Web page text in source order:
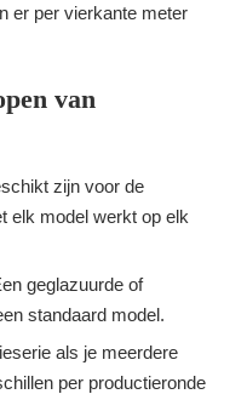
er per vierkante meter
van
zijn voor de
elk model werkt op elk
geglazuurde of
standaard model.
als je meerdere
per productieronde